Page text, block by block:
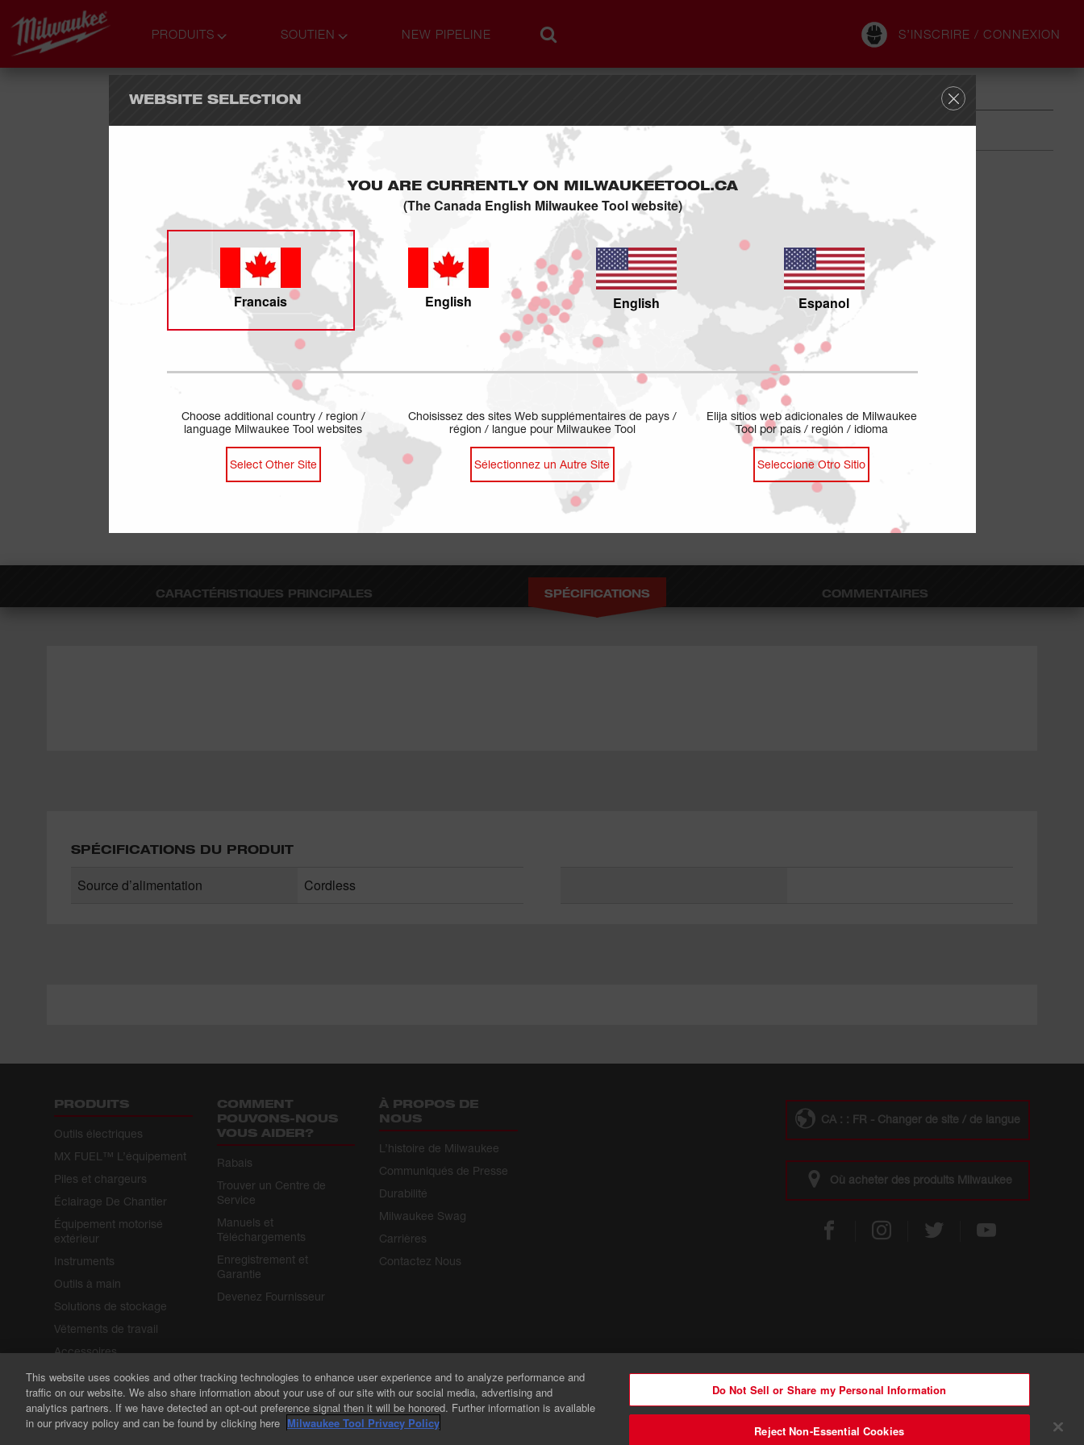
PRODUITS SOUTIEN NEW PIPELINE S’INSCRIRE / CONNEXION
WEBSITE SELECTION
YOU ARE CURRENTLY ON MILWAUKEETOOL.CA
(The Canada English Milwaukee Tool website)
Francais English English Espanol
Choose additional country / region /
language Milwaukee Tool websites
Select Other Site
Choisissez des sites Web supplémentaires de pays /
région / langue pour Milwaukee Tool
Sélectionnez un Autre Site
Elija sitios web adicionales de Milwaukee
Tool por país / región / idioma
Seleccione Otro Sitio
COMPREND
Vendeurs Non Trouvé
CARACTÉRISTIQUES PRINCIPALES SPÉCIFICATIONS COMMENTAIRES
SPÉCIFICATIONS DU PRODUIT
Source d’alimentation Cordless
PRODUITS
Outils électriques
MX FUEL™ L’équipement
Piles et chargeurs
Éclairage De Chantier
Équipement motorisé
extérieur
Instruments
Outils à main
Solutions de stockage
Vêtements de travail
Accessoires
Solutions de sécurité
ONE-KEY
COMMENT
POUVONS-NOUS
VOUS AIDER?
Rabais
Trouver un Centre de
Service
Manuels et
Téléchargements
Enregistrement et
Garantie
Devenez Fournisseur
À PROPOS DE
NOUS
L’histoire de Milwaukee
Communiqués de Presse
Durabilité
Milwaukee Swag
Carrières
Contactez Nous
CA : : FR - Changer de site / de langue
Où acheter des produits Milwaukee
This website uses cookies and other tracking technologies to enhance user experience and to analyze performance and
traffic on our website. We also share information about your use of our site with our social media, advertising and
analytics partners. If we have detected an opt-out preference signal then it will be honored. Further information is available
in our privacy policy and can be found by clicking here Milwaukee Tool Privacy Policy
Do Not Sell or Share my Personal Information
Reject Non-Essential Cookies